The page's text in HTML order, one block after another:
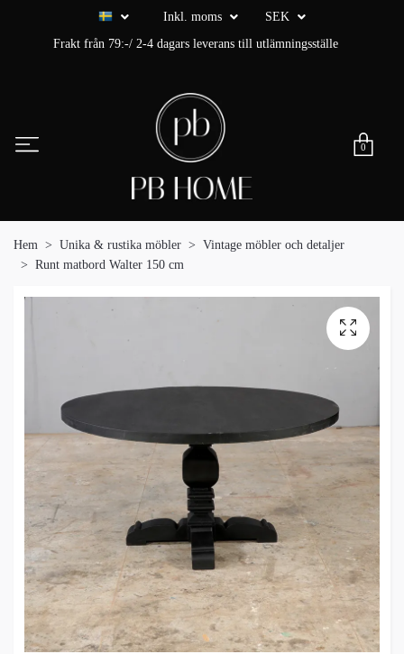
Inkl. moms
SEK
Frakt från 79:-/ 2-4 dagars leverans till utlämningsställe
0
Hem Unika & rustika möbler
Vintage möbler och detaljer
Runt matbord Walter 150 cm